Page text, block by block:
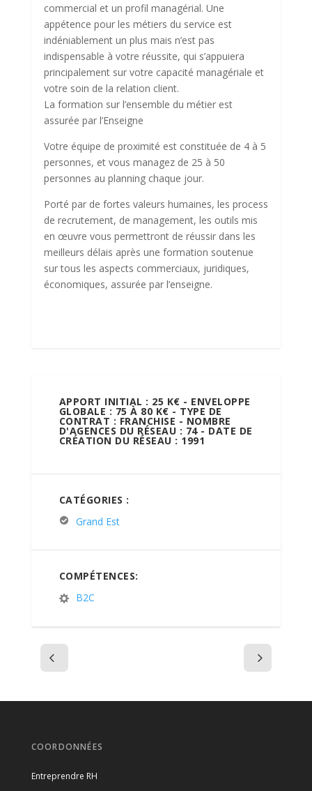
commercial et un profil managérial. Une
appétence pour les métiers du service est
indéniablement un plus mais n’est pas
indispensable à votre réussite, qui s’appuiera
principalement sur votre capacité managériale et
votre soin de la relation client.
La formation sur l’ensemble du métier est
assurée par l’Enseigne
Votre équipe de proximité est constituée de 4 à 5
personnes, et vous managez de 25 à 50
personnes au planning chaque jour.
Porté par de fortes valeurs humaines, les process
de recrutement, de management, les outils mis
en œuvre vous permettront de réussir dans les
meilleurs délais après une formation soutenue
sur tous les aspects commerciaux, juridiques,
économiques, assurée par l’enseigne.
APPORT INITIAL : 25 K€ - ENVELOPPE
GLOBALE : 75 À 80 K€ - TYPE DE
CONTRAT : FRANCHISE - NOMBRE
D'AGENCES DU RÉSEAU : 74 - DATE DE
CRÉATION DU RÉSEAU : 1991
CATÉGORIES :
Grand Est
COMPÉTENCES:
B2C
COORDONNÉES
Entreprendre RH